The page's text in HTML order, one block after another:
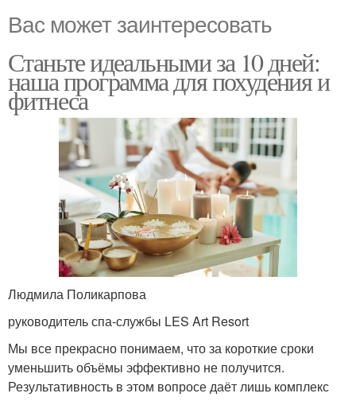
Вас может заинтересовать
Станьте идеальными за 10 дней:
наша программа для похудения и
фитнеса
Людмила Поликарпова
руководитель спа-службы LES Art Resort
Мы все прекрасно понимаем, что за короткие сроки
уменьшить объёмы эффективно не получится.
Результативность в этом вопросе даёт лишь комплекс